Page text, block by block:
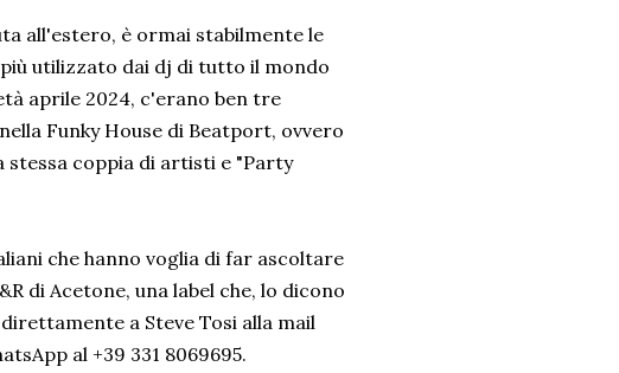
all'estero, è ormai stabilmente le
utilizzato dai dj di tutto il mondo
aprile 2024, c'erano ben tre
Funky House di Beatport, ovvero
stessa coppia di artisti e "Party
che hanno voglia di far ascoltare
di Acetone, una label che, lo dicono
a Steve Tosi alla mail
al +39 331 8069695.